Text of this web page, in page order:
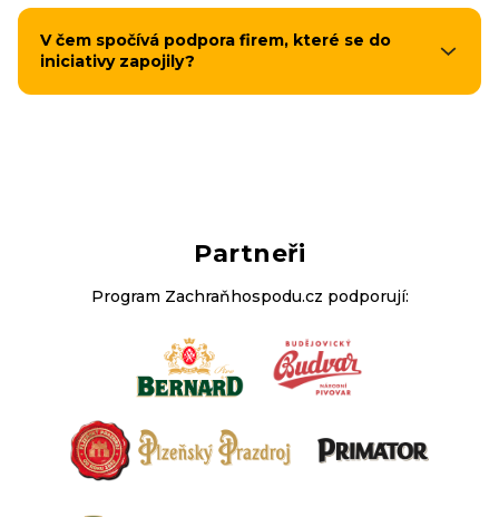
V čem spočívá podpora firem, které se do
iniciativy zapojily?
Partneři
Program Zachraňhospodu.cz podporují: